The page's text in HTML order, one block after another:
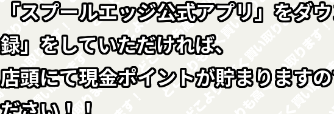
「スプールエッジ公式アプリ」をダ
録」をしていただければ、
店頭にて現金ポイントが貯まります